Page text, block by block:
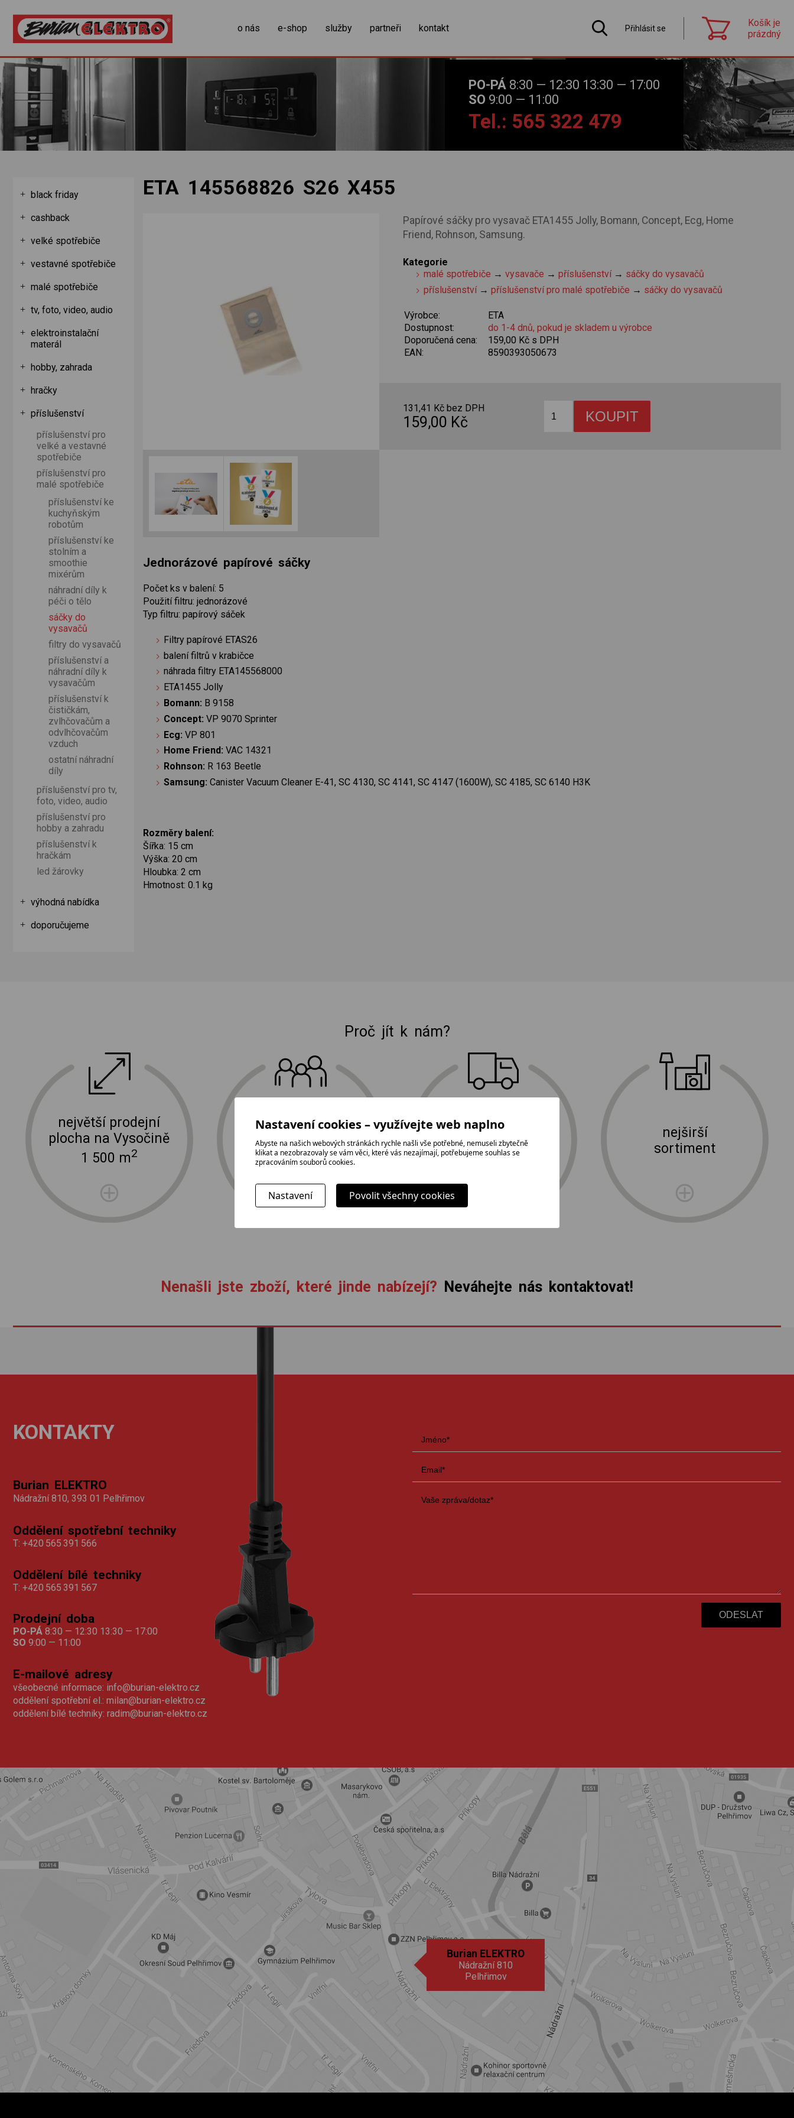
o nás e-shop služby partneři kontakt Přihlásit se
Košík je
prázdný
zobrazit obsah košíku
PO-PÁ 8:30 — 12:30 13:30 — 17:00
SO 9:00 — 11:00
Tel.: 565 322 479
ETA 145568826 S26 X455
Papírové sáčky pro vysavač ETA1455 Jolly, Bomann, Concept, Ecg, Home
Friend, Rohnson, Samsung.
Kategorie
malé spotřebiče →vysavače →příslušenství→ sáčky do vysavačů
příslušenství→příslušenství pro malé spotřebiče → sáčky do vysavačů
Výrobce:
ETA
Dostupnost:
do 1-4 dnů, pokud je skladem u výrobce
Doporučená cena:
159,00 Kč s DPH
EAN:
8590393050673
131,41 Kč bez DPH
159,00 Kč
Jednorázové papírové sáčky
Počet ks v balení: 5
Použití filtru: jednorázové
Typ filtru: papírový sáček
Filtry papírové ETAS26
balení filtrů v krabičce
náhrada filtry ETA145568000
ETA1455 Jolly
Bomann: B 9158
Concept: VP 9070 Sprinter
Ecg: VP 801
Home Friend: VAC 14321
Rohnson: R 163 Beetle
Samsung: Canister Vacuum Cleaner E-41, SC 4130, SC 4141, SC 4147 (1600W), SC 4185, SC 6140 H3K
Rozměry balení:
Šířka: 15 cm
Výška: 20 cm
Hloubka: 2 cm
Hmotnost: 0.1 kg
black friday
cashback
velké spotřebiče
vestavné spotřebiče
malé spotřebiče
tv, foto, video, audio
elektroinstalační
materál
hobby, zahrada
hračky
příslušenství
příslušenství pro
velké a vestavné
spotřebiče
příslušenství pro
malé spotřebiče
příslušenství ke
kuchyňským
robotům
příslušenství ke
stolním a
smoothie
mixérům
náhradní díly k
péči o tělo
sáčky do
vysavačů
filtry do vysavačů
příslušenství a
náhradní díly k
vysavačům
příslušenství k
čističkám,
zvlhčovačům a
odvlhčovačům
vzduch
ostatní náhradní
díly
příslušenství pro tv,
foto, video, audio
příslušenství pro
hobby a zahradu
příslušenství k
hračkám
led žárovky
výhodná nabídka
doporučujeme
Proč jít k nám?
největší prodejní
plocha na Vysočině
1 500 m2
tradice,
rodinná firma
doprava
a profesionální
instalace zdarma
doprava a instalace elektro zařízení
nejširší
sortiment
E-shop Elektro Burian
Nenašli jste zboží, které jinde nabízejí? Neváhejte nás kontaktovat!
KONTAKTY
Burian ELEKTRO
Nádražní 810, 393 01 Pelhřimov
Oddělení spotřební techniky
T: +420 565 391 566
Oddělení bílé techniky
T: +420 565 391 567
Prodejní doba
PO-PÁ 8:30 — 12:30 13:30 — 17:00
SO 9:00 — 11:00
E-mailové adresy
všeobecné informace: info@burian-elektro.cz
oddělení spotřební el.: milan@burian-elektro.cz
oddělení bílé techniky: radim@burian-elektro.cz
Burian ELEKTRO
Nádražní 810
Pelhřimov
Nastavení cookies – využívejte web naplno
Abyste na našich webových stránkách rychle našli vše potřebné, nemuseli zbytečně
klikat a nezobrazovaly se vám věci, které vás nezajímají, potřebujeme souhlas se
zpracováním souborů cookies.
Nastavení Povolit všechny cookies